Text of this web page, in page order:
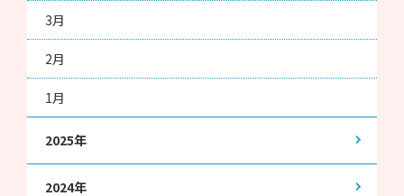
3月
2月
1月
2025年
2024年